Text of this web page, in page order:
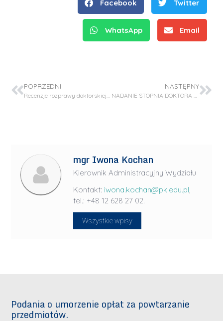
Facebook Twitter
WhatsApp Email
POPRZEDNI
Recenzje rozprawy doktorskiej – mgr inż. Agnieszka Kącka-Zych
NASTĘPNY
NADANIE STOPNIA DOKTORA HABILITOWANEGO – DR INŻ. PRZEMYSŁAW JODŁOWSKI
mgr Iwona Kochan
Kierownik Administracyjny Wydziału
Kontakt: iwona.kochan@pk.edu.pl,
tel.: +48 12 628 27 02.
Wszystkie wpisy
Podania o umorzenie opłat za powtarzanie
przedmiotów.